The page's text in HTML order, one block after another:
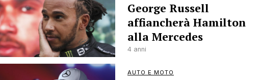
George Russell
affiancherà Hamilton
alla Mercedes
4 anni
AUTO E MOTO